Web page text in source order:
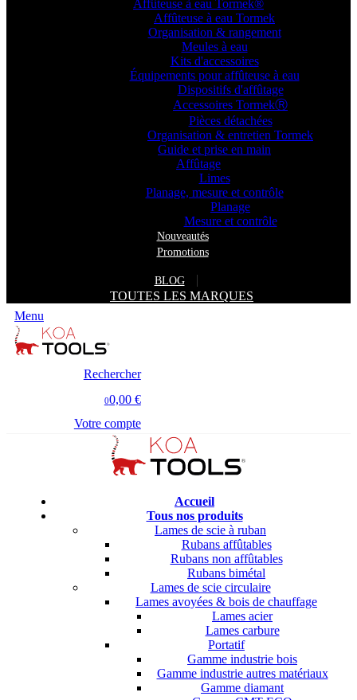
Affûteuse à eau Tormek®
Affûteuse à eau Tormek
Organisation & rangement
Meules à eau
Kits d'accessoires
Équipements pour affûteuse à eau
Dispositifs d'affûtage
Accessoires TormekⓇ
Pièces détachées
Organisation & entretien Tormek
Guide et prise en main
Affûtage
Limes
Planage, mesure et contrôle
Planage
Mesure et contrôle
Nouveautés
Promotions
BLOG
TOUTES LES MARQUES
Menu
Rechercher
00,00 €
Votre compte
Accueil
Tous nos produits
Lames de scie à ruban
Rubans affûtables
Rubans non affûtables
Rubans bimétal
Lames de scie circulaire
Lames avoyées & bois de chauffage
Lames acier
Lames carbure
Portatif
Gamme industrie bois
Gamme industrie autres matériaux
Gamme diamant